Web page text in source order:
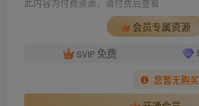
此内容为付费资源，请付费后查看
会员专属资源
SVIP 免费
您暂无购